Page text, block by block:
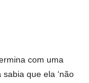
com uma
que ela ‘não